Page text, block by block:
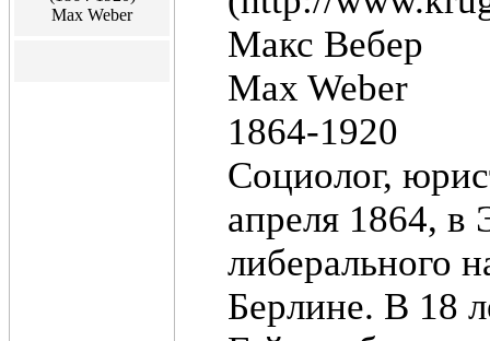
Max Weber
Макс Вебер
Max Weber
1864-1920
Социолог,
апреля 1864, в
либерального
Берлине. В 18